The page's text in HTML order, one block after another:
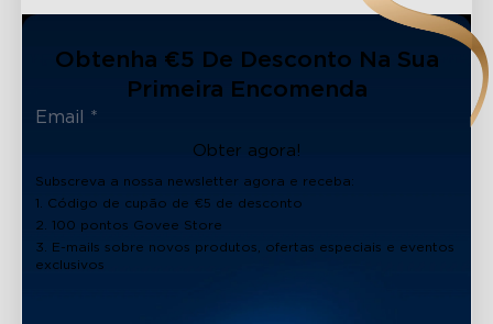
Obtenha €5 De Desconto Na Sua
Primeira Encomenda
Obter agora!
Subscreva a nossa newsletter agora e receba:
1. Código de cupão de €5 de desconto
2. 100 pontos Govee Store
3. E-mails sobre novos produtos, ofertas especiais e eventos
exclusivos